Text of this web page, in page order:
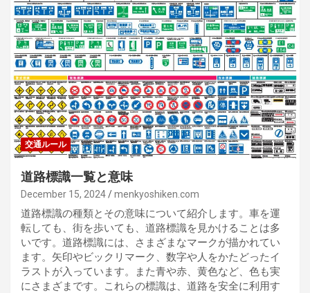
交通ルール
道路標識一覧と意味
December 15, 2024 menkyoshiken.com
道路標識の種類とその意味について紹介します。車を運
転しても、街を歩いても、道路標識を見かけることは多
いです。道路標識には、さまざまなマークが描かれてい
ます。矢印やビックリマーク、数字や人をかたどったイ
ラストが入っています。また青や赤、黄色など、色も実
にさまざまです。これらの標識は、道路を安全に利用す